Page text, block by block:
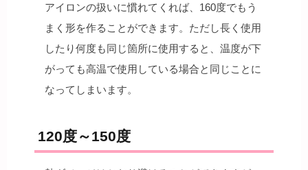
アイロンの扱いに慣れてくれば、160度でもう
まく形を作ることができます。ただし長く使用
したり何度も同じ箇所に使用すると、温度が下
がっても高温で使用している場合と同じことに
なってしまいます。
120度～150度